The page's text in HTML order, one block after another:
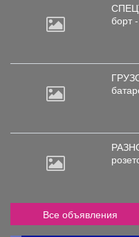
борт
Все объявления